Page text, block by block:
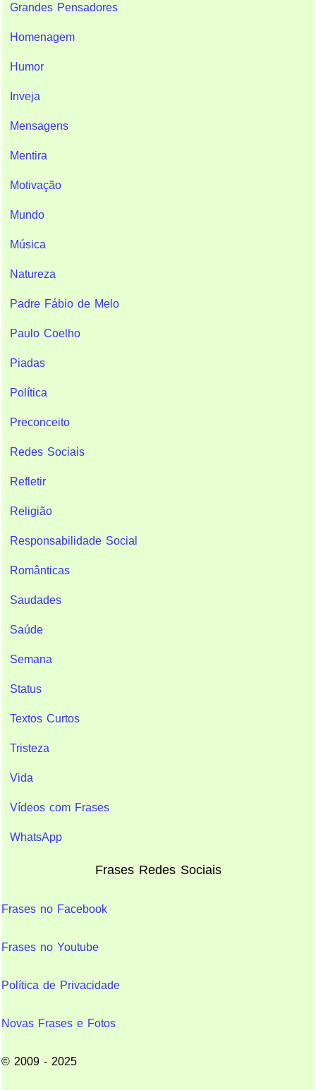
Grandes Pensadores
Homenagem
Humor
Inveja
Mensagens
Mentira
Motivação
Mundo
Música
Natureza
Padre Fábio de Melo
Paulo Coelho
Piadas
Política
Preconceito
Redes Sociais
Refletir
Religião
Responsabilidade Social
Românticas
Saudades
Saúde
Semana
Status
Textos Curtos
Tristeza
Vida
Vídeos com Frases
WhatsApp
Frases Redes Sociais
Frases no Facebook
Frases no Youtube
Política de Privacidade
Novas Frases e Fotos
© 2009 - 2025